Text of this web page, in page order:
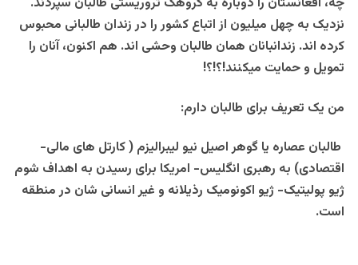
نزدیک به چهل میلیون از اتباع کشور را در زندان طالبانی محبوس
کرده اند. زندانبانان همان طالبان وحشی اند. هم اکنون، آنان را
تمویل و حمایت میکنند!؟!؟!
من یک تعریف برای طالبان دارم:
طالبان عصاره یا گوهر اصیل نیو لیبرالیزم ( کارتل های مالی-
اقتصادی) به رهبری انگلیس- امریکا برای رسیدن به اهداف شوم
ژیو پولیتیک- ژیو اکونومیک رذیلانه و غیر انسانی شان در منطقه
است.